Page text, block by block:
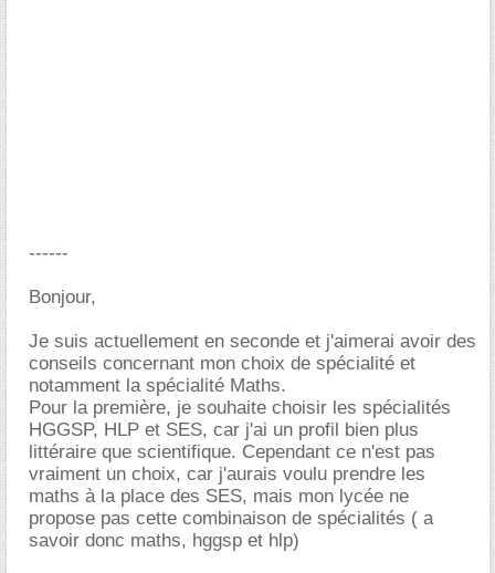
------
Bonjour,
Je suis actuellement en seconde et j'aimerai avoir des
conseils concernant mon choix de spécialité et
notamment la spécialité Maths.
Pour la première, je souhaite choisir les spécialités
HGGSP, HLP et SES, car j'ai un profil bien plus
littéraire que scientifique. Cependant ce n'est pas
vraiment un choix, car j'aurais voulu prendre les
maths à la place des SES, mais mon lycée ne
propose pas cette combinaison de spécialités ( a
savoir donc maths, hggsp et hlp)